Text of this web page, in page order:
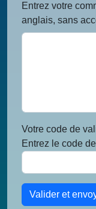
Entrez votre
anglais, sans
Votre code de
Entrez le code
Valider et